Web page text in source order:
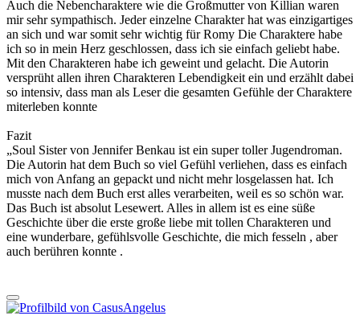
Auch die Nebencharaktere wie die Großmutter von Killian waren
mir sehr sympathisch. Jeder einzelne Charakter hat was einzigartiges
an sich und war somit sehr wichtig für Romy Die Charaktere habe
ich so in mein Herz geschlossen, dass ich sie einfach geliebt habe.
Mit den Charakteren habe ich geweint und gelacht. Die Autorin
versprüht allen ihren Charakteren Lebendigkeit ein und erzählt dabei
so intensiv, dass man als Leser die gesamten Gefühle der Charaktere
miterleben konnte
Fazit
„Soul Sister von Jennifer Benkau ist ein super toller Jugendroman.
Die Autorin hat dem Buch so viel Gefühl verliehen, dass es einfach
mich von Anfang an gepackt und nicht mehr losgelassen hat. Ich
musste nach dem Buch erst alles verarbeiten, weil es so schön war.
Das Buch ist absolut Lesewert. Alles in allem ist es eine süße
Geschichte über die erste große liebe mit tollen Charakteren und
eine wunderbare, gefühlsvolle Geschichte, die mich fesseln , aber
auch berühren konnte .